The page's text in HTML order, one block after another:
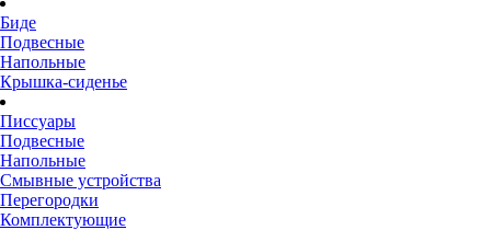
Биде
Подвесные
Напольные
Крышка-сиденье
Писсуары
Подвесные
Напольные
Смывные устройства
Перегородки
Комплектующие